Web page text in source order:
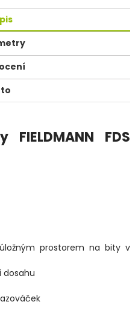
FDS
prostorem na bity v
dosahu